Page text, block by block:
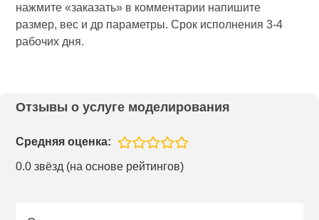
нажмите «заказать» в комментарии напишите
размер, вес и др параметры. Срок исполнения 3-4
рабочих дня.
Отзывы о услуге моделирования
Средняя оценка:
0.0 звёзд (на основе рейтингов)